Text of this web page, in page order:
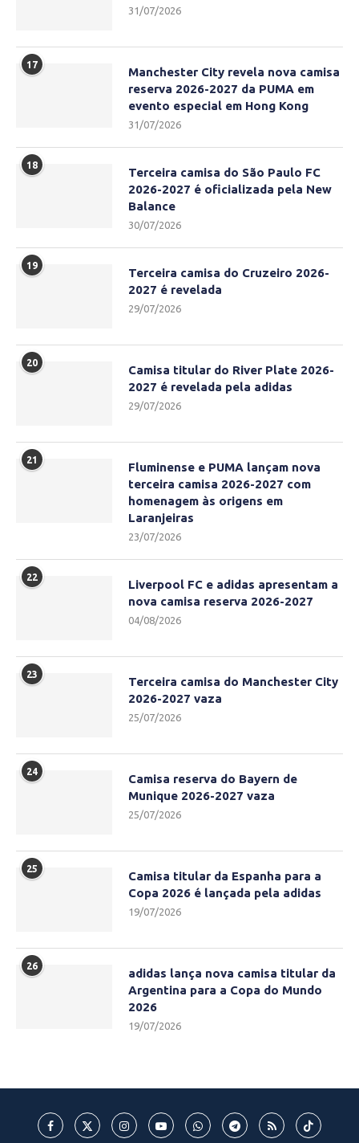
31/07/2026
17
Manchester City revela nova camisa
reserva 2026-2027 da PUMA em
evento especial em Hong Kong
31/07/2026
18
Terceira camisa do São Paulo FC
2026-2027 é oficializada pela New
Balance
30/07/2026
19
Terceira camisa do Cruzeiro 2026-
2027 é revelada
29/07/2026
20
Camisa titular do River Plate 2026-
2027 é revelada pela adidas
29/07/2026
21
Fluminense e PUMA lançam nova
terceira camisa 2026-2027 com
homenagem às origens em
Laranjeiras
23/07/2026
22
Liverpool FC e adidas apresentam a
nova camisa reserva 2026-2027
04/08/2026
23
Terceira camisa do Manchester City
2026-2027 vaza
25/07/2026
24
Camisa reserva do Bayern de
Munique 2026-2027 vaza
25/07/2026
25
Camisa titular da Espanha para a
Copa 2026 é lançada pela adidas
19/07/2026
26
adidas lança nova camisa titular da
Argentina para a Copa do Mundo
2026
19/07/2026